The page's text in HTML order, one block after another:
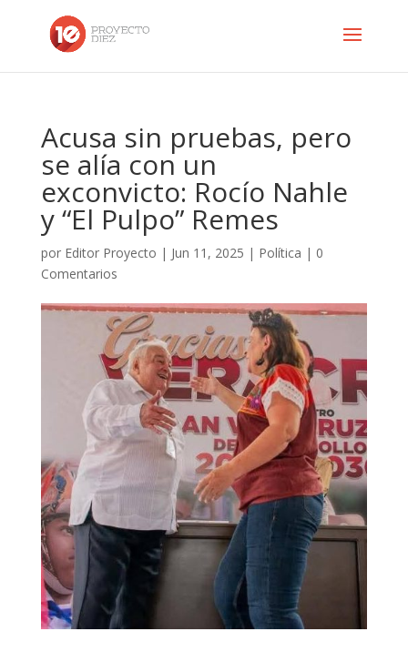
Acusa sin pruebas, pero
se alía con un
exconvicto: Rocío Nahle
y “El Pulpo” Remes
por Editor Proyecto | Jun 11, 2025 | Política | 0
Comentarios